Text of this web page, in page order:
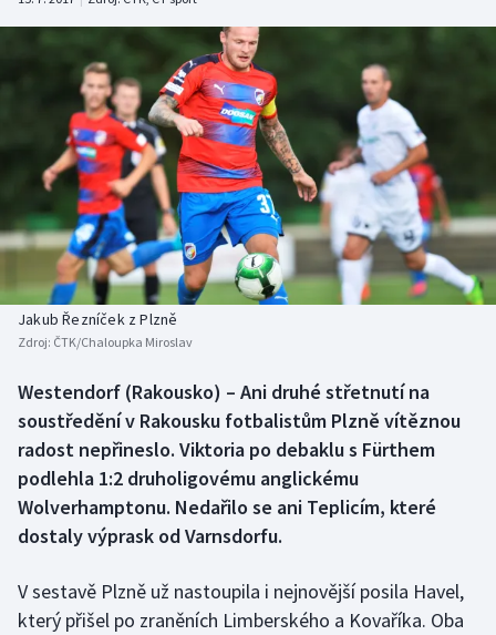
DALŠÍ SPORTY
Americký fotbal
Atletika
Baseball a softbal
Basketbal
Biatlon
Boby a skeleton
Box
Cyklistika
Dostihy
NEPŘEHLÉDNĚTE
Soutěže
Historické návraty
Aplikace ČT sport
AZ kvíz
Jakub Řezníček z Plzně
Zdroj: ČTK/Chaloupka Miroslav
Westendorf (Rakousko) – Ani druhé střetnutí na
soustředění v Rakousku fotbalistům Plzně vítěznou
radost nepřineslo. Viktoria po debaklu s Fürthem
podlehla 1:2 druholigovému anglickému
Wolverhamptonu. Nedařilo se ani Teplicím, které
dostaly výprask od Varnsdorfu.
V sestavě Plzně už nastoupila i nejnovější posila Havel,
který přišel po zraněních Limberského a Kovaříka. Oba